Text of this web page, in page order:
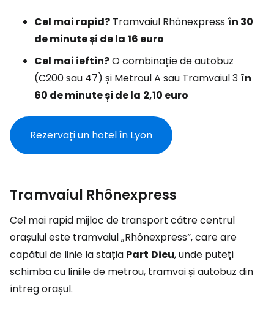
Cel mai rapid? Tramvaiul Rhônexpress în 30
de minute și de la 16 euro
Cel mai ieftin?O combinație de autobuz
(C200 sau 47) și Metroul A sau Tramvaiul 3 în
60 de minute și de la 2,10 euro
Rezervați un hotel în Lyon
Tramvaiul Rhônexpress
Cel mai rapid mijloc de transport către centrul
orașului este tramvaiul „Rhônexpress”, care are
capătul de linie la stația Part Dieu, unde puteți
schimba cu liniile de metrou, tramvai și autobuz din
întreg orașul.